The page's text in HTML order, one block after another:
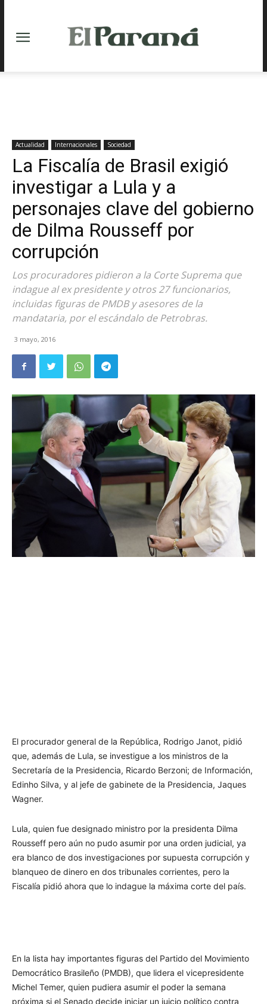
Actualidad Internacionales Sociedad
La Fiscalía de Brasil exigió
investigar a Lula y a
personajes clave del gobierno
de Dilma Rousseff por
corrupción
Los procuradores pidieron a la Corte Suprema que
indague al ex presidente y otros 27 funcionarios,
incluidas figuras de PMDB y asesores de la
mandataria, por el escándalo de Petrobras.
3 mayo, 2016
El procurador general de la República, Rodrigo Janot, pidió
que, además de Lula, se investigue a los ministros de la
Secretaría de la Presidencia, Ricardo Berzoni; de Información,
Edinho Silva, y al jefe de gabinete de la Presidencia, Jaques
Wagner.
Lula, quien fue designado ministro por la presidenta Dilma
Rousseff pero aún no pudo asumir por una orden judicial, ya
era blanco de dos investigaciones por supuesta corrupción y
blanqueo de dinero en dos tribunales corrientes, pero la
Fiscalía pidió ahora que lo indague la máxima corte del país.
En la lista hay importantes figuras del Partido del Movimiento
Democrático Brasileño (PMDB), que lidera el vicepresidente
Michel Temer, quien pudiera asumir el poder la semana
próxima si el Senado decide iniciar un juicio político contra